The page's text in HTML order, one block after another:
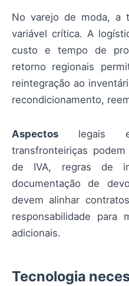
No varejo de moda, a
variável crítica. A
custo e tempo de
retorno regionais
reintegração ao
recondicionamento,
Aspectos legais e
transfronteiriças
de IVA, regras de
documentação de
devem alinhar
responsabilidade para
adicionais.
Tecnologia